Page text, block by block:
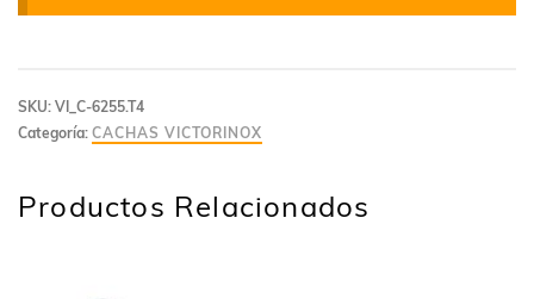
SKU: VI_C-6255.T4
Categoría: CACHAS VICTORINOX
Productos Relacionados